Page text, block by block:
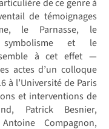
de ce genre à
de témoignages
le Parnasse, le
et le
à cet effet —
actes d’un colloque
à l’Université de Paris
et interventions de
Patrick Besnier,
Compagnon,